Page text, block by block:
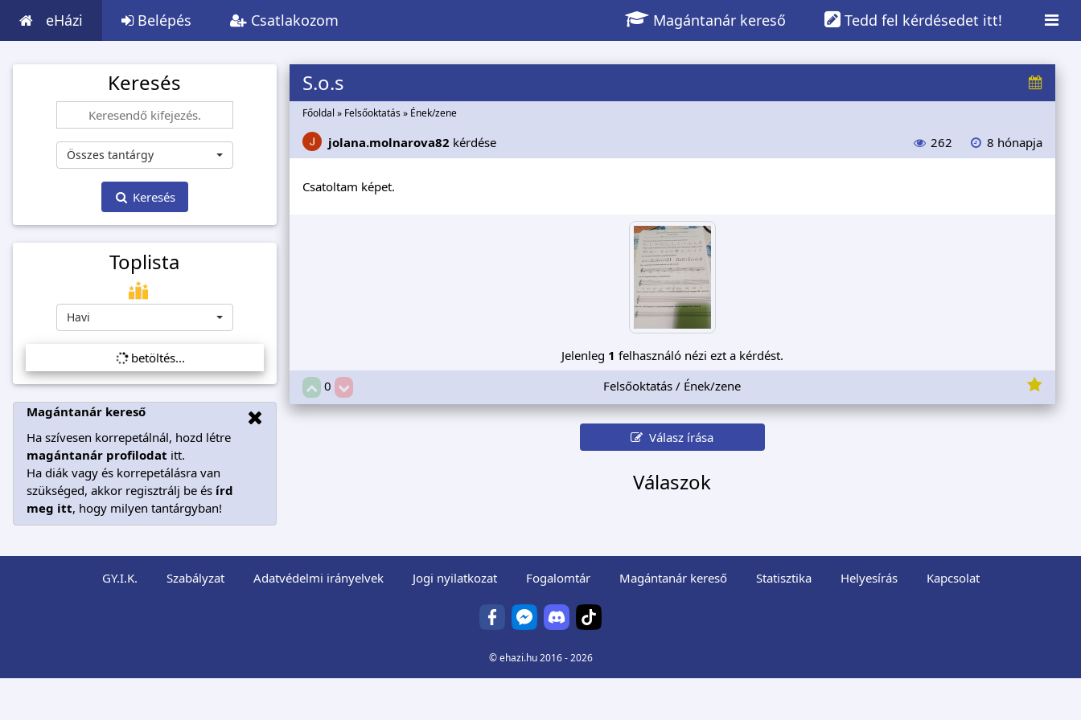
eHázi Belépés Csatlakozom Tedd fel kérdésedet itt!
Magántanár kereső
Keresés
Összes tantárgy
Keresés
Toplista
Havi
betöltés...
Magántanár kereső
Ha szívesen korrepetálnál, hozd létre
magántanár profilodat itt.
Ha diák vagy és korrepetálásra van
szükséged, akkor regisztrálj be és írd
meg itt, hogy milyen tantárgyban!
S.o.s
Főoldal » Felsőoktatás» Ének/zene
jolana.molnarova82 kérdése 262 8 hónapja
Csatoltam képet.
Jelenleg 1 felhasználó nézi ezt a kérdést.
0
Felsőoktatás / Ének/zene
Válasz írása
Válaszok
GY.I.K. Szabályzat Adatvédelmi irányelvek Jogi nyilatkozat Fogalomtár Magántanár kereső Statisztika Helyesírás Kapcsolat
©ehazi.hu2016 - 2026